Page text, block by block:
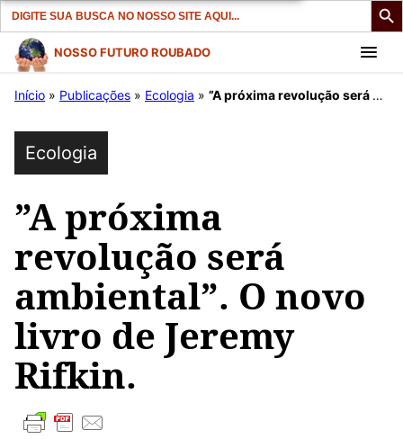
Search
for:
Pular
para
conteúdo
NOSSO FUTURO ROUBADO
Início » Publicações » Ecologia » ”A próxima revolução será ambiental”. O novo livro de Jeremy Rifkin.
Ecologia
”A próxima
revolução será
ambiental”. O novo
livro de Jeremy
Rifkin.